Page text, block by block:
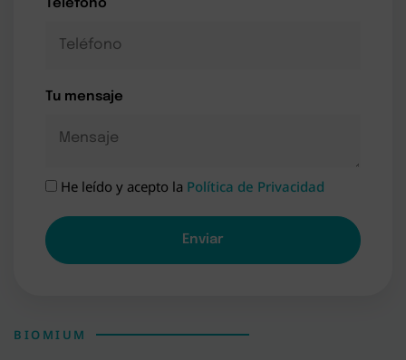
BIOMIUM
Teléfono
Tu mensaje
He leído y acepto la Política de Privacidad